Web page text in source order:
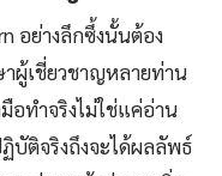
อย่างลึกซึ้งนั้นต้อง
ผู้เชี่ยวชาญหลายท่าน
อทำจริงไม่ใช่แค่อ่าน
บัติจริงถึงจะได้ผลลัพธ์